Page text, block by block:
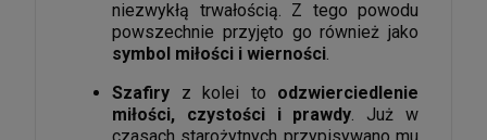
niezwykłą trwałością. Z tego powodu
powszechnie przyjęto go również jako
symbol miłości i wierności
Szafiry z kolei to odzwierciedlenie
miłości, czystości i prawdy . Już w
czasach starożytnych przypisywano mu